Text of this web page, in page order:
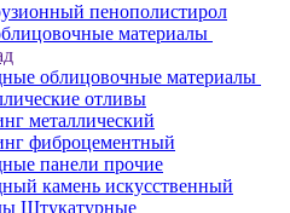
пенополистирол
материалы
облицовочные материалы
отливы
металлический
фиброцементный
панели прочие
камень искусственный
Штукатурные